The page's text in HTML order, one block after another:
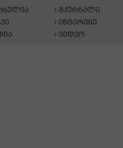
მკურნალი
ინტერვიუ
ვიდეო